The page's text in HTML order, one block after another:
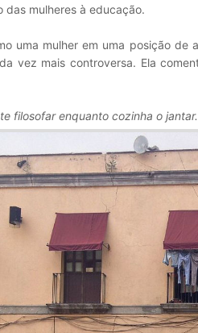
das mulheres à educação.
uma mulher em uma posição
vez mais controversa. Ela
filosofar enquanto cozinha o